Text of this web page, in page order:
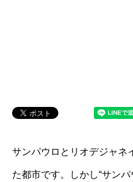
サンパウロとリオデジャネ
た都市です。しかし“サン